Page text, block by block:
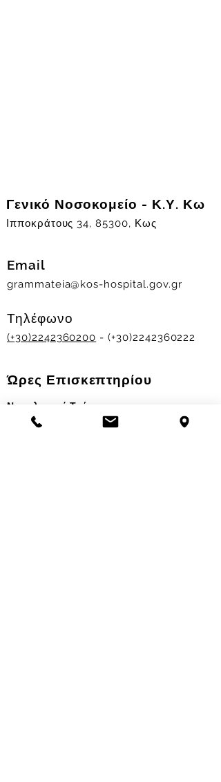
Γενικό Νοσοκομείο - Κ.Υ. Κω
Ιπποκράτους 34, 85300, Κως
Email
grammateia@kos-hospital.gov.gr
Τηλέφωνο
(+30)2242360200 - (+30)2242360222
Ώρες Επισκεπτηρίου
Νοσηλευτικά Τμήματα
Χειμερινό ωράριο: 11.00-13.00
17.30-19.30